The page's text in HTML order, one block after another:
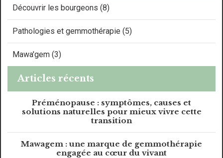
Découvrir les bourgeons (8)
Pathologies et gemmothérapie (5)
Mawa'gem (3)
Articles récents
Préménopause : symptômes, causes et
solutions naturelles pour mieux vivre cette
transition
Mawagem : une marque de gemmothérapie
engagée au cœur du vivant